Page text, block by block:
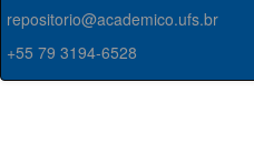
repositorio@academico.ufs.br
+55 79 3194-6528